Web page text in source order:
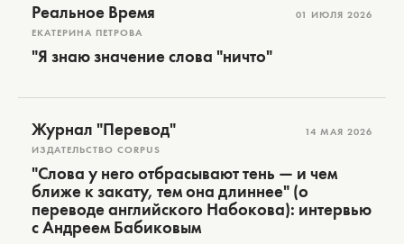
Реальное Время
ЕКАТЕРИНА ПЕТРОВА
01 ИЮЛЯ 2026
"Я знаю значение слова "ничто"
Журнал "Перевод"
ИЗДАТЕЛЬСТВО CORPUS
14 МАЯ 2026
"Слова у него отбрасывают тень — и чем
ближе к закату, тем она длиннее" (о
переводе английского Набокова): интервью
с Андреем Бабиковым